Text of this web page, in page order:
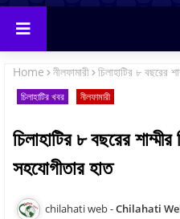
Home নীলফামারী চিলাহাটির ৮ বছরের
চিলাহাটির খবর নীলফামারী
চিলাহাটির ৮ বছরের
সহযোগীতার হাত
Chilahati